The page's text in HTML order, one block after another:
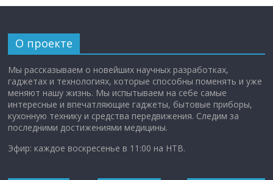
О проекте
Мы рассказываем о новейших научных разработках,
гаджетах и технологиях, которые способны поменять и уже
меняют нашу жизнь. Мы испытываем на себе самые
интересные и впечатляющие гаджеты, бытовые приборы,
кухонную технику и средства передвижения. Следим за
последними достижениями медицины.
Эфир: каждое воскресенье в 11:00 на НТВ.